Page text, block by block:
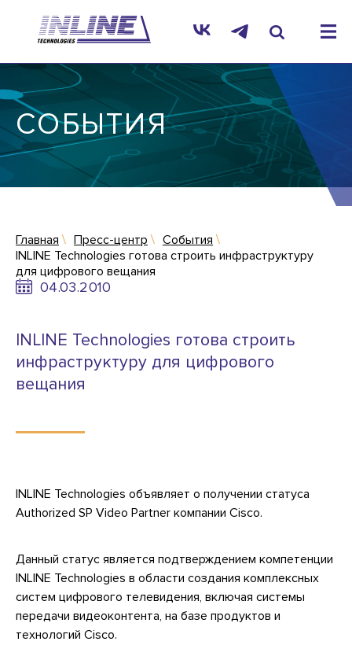
СОБЫТИЯ
Главная Пресс-центр
События
INLINE Technologies готова строить инфраструктуру
для цифрового вещания
04.03.2010
INLINE Technologies готова строить
инфраструктуру для цифрового
вещания
INLINE Technologies объявляет о получении статуса
Authorized SP Video Partner компании Cisco.
Данный статус является подтверждением компетенции
INLINE Technologies в области создания комплексных
систем цифрового телевидения, включая системы
передачи видеоконтента, на базе продуктов и
технологий Cisco.